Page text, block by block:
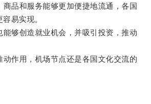
品和服务能够更加便捷地流通，各国
易实现。
够创造就业机会，并吸引投资，推动
作用，机场节点还是各国文化交流的